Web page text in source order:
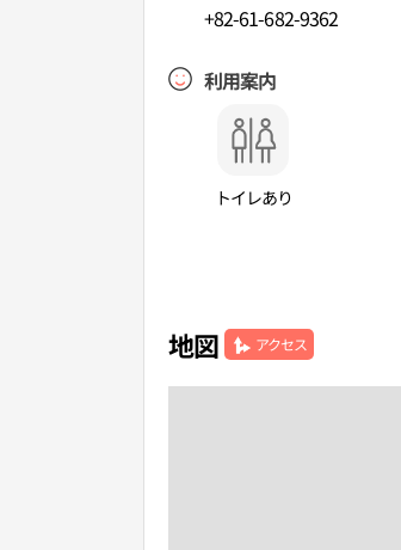
+82-61-682-9362
利用案内
トイレあり
地図 アクセス